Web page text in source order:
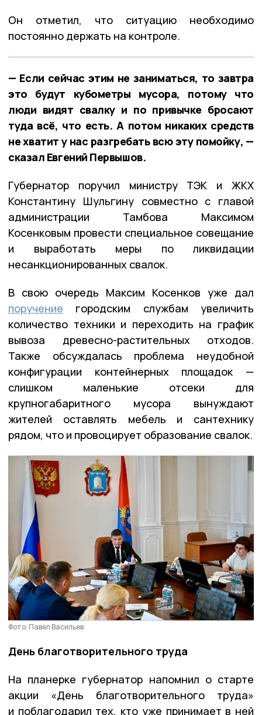
Он отметил, что ситуацию необходимо
постоянно держать на контроле.
— Если сейчас этим не заниматься, то завтра
это будут кубометры мусора, потому что
люди видят свалку и по привычке бросают
туда всё, что есть. А потом никаких средств
не хватит у нас разгребать всю эту помойку, —
сказал Евгений Первышов.
Губернатор поручил министру ТЭК и ЖКХ
Константину Шульгину совместно с главой
администрации Тамбова Максимом
Косенковым провести специальное совещание
и выработать меры по ликвидации
несанкционированных свалок.
В свою очередь Максим Косенков уже дал
поручение городским службам увеличить
количество техники и переходить на график
вывоза древесно-растительных отходов.
Также обсуждалась проблема неудобной
конфигурации контейнерных площадок —
слишком маленькие отсеки для
крупногабаритного мусора вынуждают
жителей оставлять мебель и сантехнику
рядом, что и провоцирует образование свалок.
Фото: Павел Васильев
День благотворительного труда
На планерке губернатор напомнил о старте
акции «День благотворительного труда»
и поблагодарил тех, кто уже принимает в ней